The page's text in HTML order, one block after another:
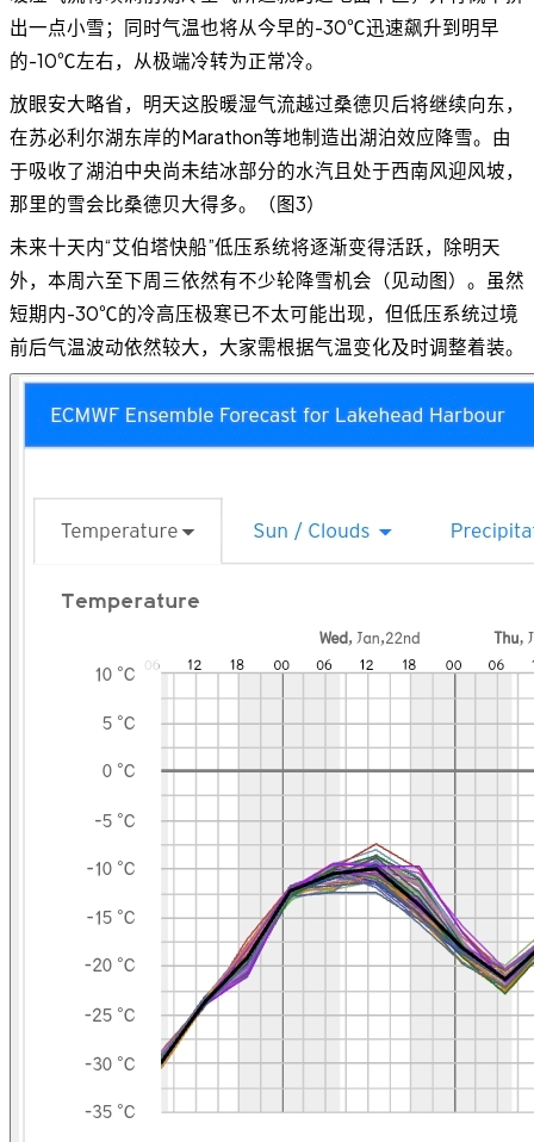
出一点小雪；同时气温也将从今早的-30℃迅速飙升到明早
的-10℃左右，从极端冷转为正常冷。
放眼安大略省，明天这股暖湿气流越过桑德贝后将继续向东，
在苏必利尔湖东岸的Marathon等地制造出湖泊效应降雪。由
于吸收了湖泊中央尚未结冰部分的水汽且处于西南风迎风坡，
那里的雪会比桑德贝大得多。（图3）
未来十天内“艾伯塔快船”低压系统将逐渐变得活跃，除明天
外，本周六至下周三依然有不少轮降雪机会（见动图）。虽然
短期内-30℃的冷高压极寒已不太可能出现，但低压系统过境
前后气温波动依然较大，大家需根据气温变化及时调整着装。